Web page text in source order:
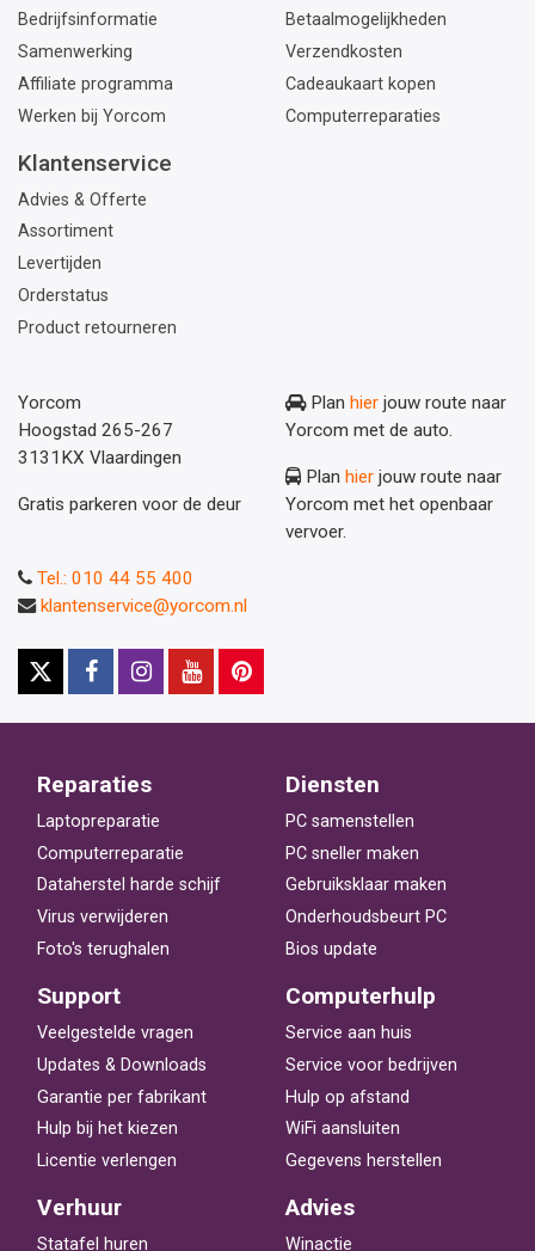
Bedrijfsinformatie
Samenwerking
Affiliate programma
Werken bij Yorcom
Betaalmogelijkheden
Verzendkosten
Cadeaukaart kopen
Computerreparaties
Klantenservice
Advies & Offerte
Assortiment
Levertijden
Orderstatus
Product retourneren
Yorcom
Hoogstad 265-267
3131KX Vlaardingen
Gratis parkeren voor de deur
Plan hier jouw route naar
Yorcom met de auto.
Plan hier jouw route naar
Yorcom met het openbaar
vervoer.
Tel.: 010 44 55 400
klantenservice@yorcom.nl
Reparaties
Laptopreparatie
Computerreparatie
Dataherstel harde schijf
Virus verwijderen
Foto's terughalen
Diensten
PC samenstellen
PC sneller maken
Gebruiksklaar maken
Onderhoudsbeurt PC
Bios update
Support
Veelgestelde vragen
Updates & Downloads
Garantie per fabrikant
Hulp bij het kiezen
Licentie verlengen
Computerhulp
Service aan huis
Service voor bedrijven
Hulp op afstand
WiFi aansluiten
Gegevens herstellen
Verhuur
Statafel huren
Advies
Winactie